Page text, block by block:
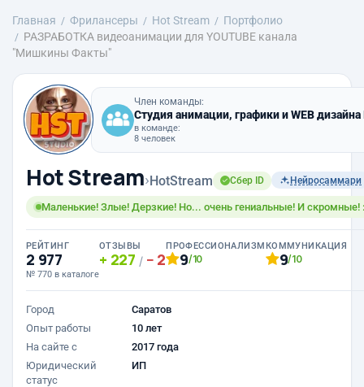
Главная Фрилансеры Hot Stream
Портфолио
РАЗРАБОТКА видеоанимации для YOUTUBE канала
"Мишкины Факты"
Член команды:
Студия анимации, графики и WEB
в команде:
8 человек
Hot Stream›HotStream Сбер ID Нейросаммари
Маленькие! Злые! Дерзкие! Но... очень гениальные! И скромные!
РЕЙТИНГ
2 977
№ 770 в каталоге
ОТЗЫВЫ
227 / 2
ПРОФЕССИОНАЛИЗМ
9/10
КОММУНИКАЦИЯ
9/10
Город
Саратов
Опыт работы
10 лет
На сайте с
2017 года
Юридический
статус
ИП